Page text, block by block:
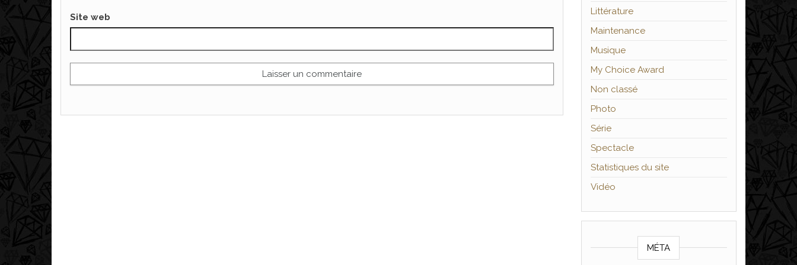
Site web
Littérature
Maintenance
Musique
My Choice Award
Non classé
Photo
Série
Spectacle
Statistiques du site
Vidéo
MÉTA